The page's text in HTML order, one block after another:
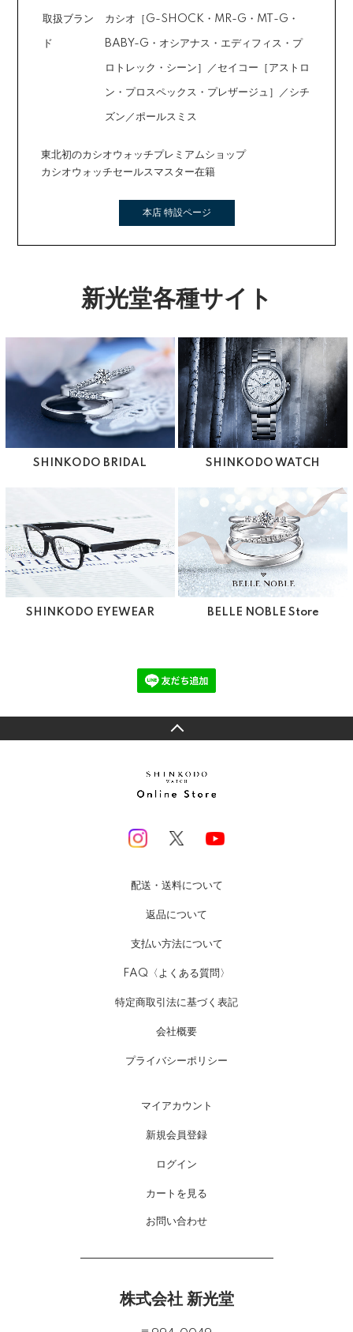
取扱ブラン
ド
カシオ［G-SHOCK・MR-G・MT-G・
BABY-G・オシアナス・エディフィス・プ
ロトレック・シーン］／セイコー［アストロ
ン・プロスペックス・プレザージュ］／シチ
ズン／ポールスミス
東北初のカシオウォッチプレミアムショップ
カシオウォッチセールスマスター在籍
本店 特設ページ
新光堂各種サイト
SHINKODO BRIDAL SHINKODO WATCH
SHINKODO EYEWEAR BELLE NOBLE Store
配送・送料について
返品について
支払い方法について
FAQ〈よくある質問〉
特定商取引法に基づく表記
会社概要
プライバシーポリシー
マイアカウント
新規会員登録
ログイン
カートを見る
お問い合わせ
株式会社 新光堂